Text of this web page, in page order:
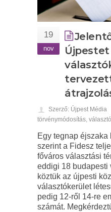
19
nov
Szerző: Újpest Média
törvénymódosítás,
Egy tegnap
szerint a Fidesz
főváros választási
eddigi 18 budapesti
köztük az újpesti
választókerület
pedig 12-ről 14-re
számát.